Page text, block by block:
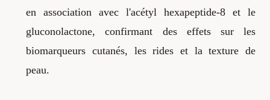
en association avec l'acétyl hexapeptide-8 et le
gluconolactone, confirmant des effets sur les
biomarqueurs cutanés, les rides et la texture de
peau.